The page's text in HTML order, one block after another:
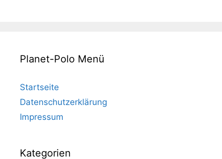
Planet-Polo Menü
Startseite
Datenschutzerklärung
Impressum
Kategorien